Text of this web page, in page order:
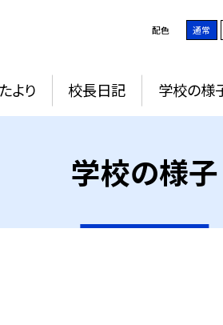
配色 通常
より 校長日記 学校の様
学校の様子